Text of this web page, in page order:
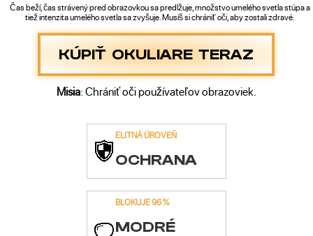
Čas beží, čas strávený pred obrazovkou sa predlžuje, množstvo umelého svetla stúpa a
tiež intenzita umelého svetla sa zvyšuje. Musíš si chrániť oči, aby zostali zdravé.
KÚPIŤ OKULIARE TERAZ
Misia: Chrániť oči používateľov obrazoviek.
ELITNÁ ÚROVEŇ
OCHRANA
BLOKUJE 96 %
MODRÉ